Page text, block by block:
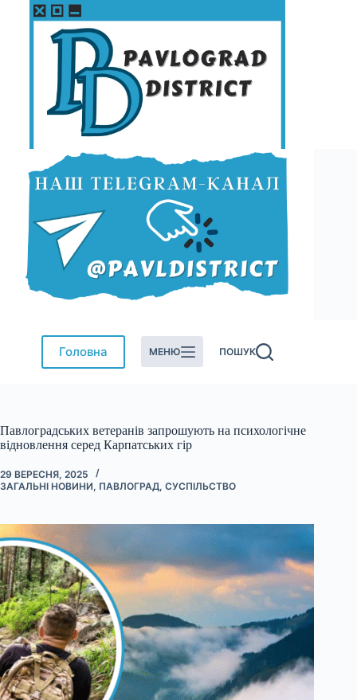
Перейти
Головна МЕНЮ ПОШУК
Павлоградських ветеранів запрошують на психологічне
відновлення серед Карпатських гір
29 ВЕРЕСНЯ, 2025
ЗАГАЛЬНІ НОВИНИ, ПАВЛОГРАД, СУСПІЛЬСТВО